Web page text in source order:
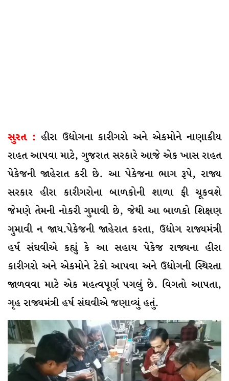
સુરત : હીરા ઉદ્યોગના કારીગરો અને એકમોને નાણાકીય
રાહત આપવા માટે, ગુજરાત સરકારે આજે એક ખાસ રાહત
પેકેજની જાહેરાત કરી છે. આ પેકેજના ભાગ રૂપે, રાજ્ય
સરકાર હીરા કારીગરોના બાળકોની શાળા ફી ચૂકવશે
જેમણે તેમની નોકરી ગુમાવી છે, જેથી આ બાળકો શિક્ષણ
ગુમાવી ન જાય.પેકેજની જાહેરાત કરતા, ઉદ્યોગ રાજ્યમંત્રી
હર્ષ સંઘવીએ કહ્યું કે આ સહાય પેકેજ રાજ્યના હીરા
કારીગરો અને એકમોને ટેકો આપવા અને ઉદ્યોગની સ્થિરતા
જાળવવા માટે એક મહત્વપૂર્ણ પગલું છે. વિગતો આપતા,
ગૃહ રાજ્યમંત્રી હર્ષ સંઘવીએ જણાવ્યું હતું.